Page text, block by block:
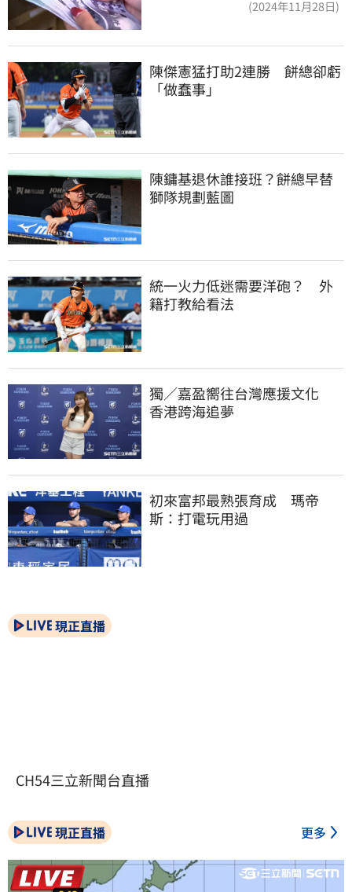
(2024年11月28日)
陳傑憲猛打助2連勝　餅總卻虧
「做蠢事」
陳鏞基退休誰接班？餅總早替
獅隊規劃藍圖
統一火力低迷需要洋砲？　外
籍打教給看法
獨／嘉盈嚮往台灣應援文化
香港跨海追夢
初來富邦最熟張育成　瑪帝
斯：打電玩用過
現正直播
CH54三立新聞台直播
現正直播 更多